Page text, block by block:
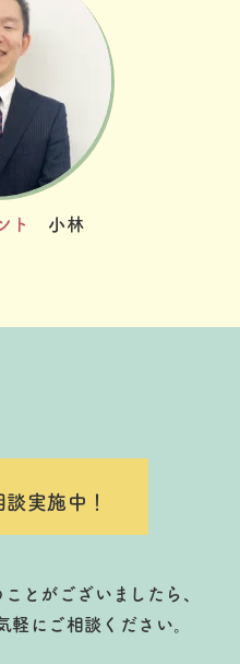
ト 小林
実施中！
とがございましたら、
軽にご相談ください。